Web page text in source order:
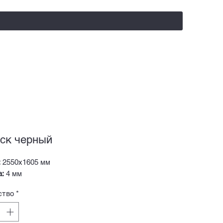
черный
2550х1605 мм
4 мм
*